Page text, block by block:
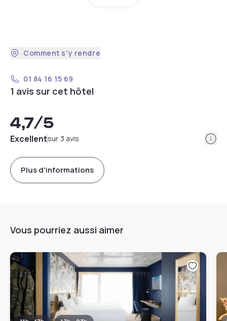
Comment s'y rendre
01 84 16 15 69
1 avis sur cet hôtel
4,7/5
Excellentsur 3 avis
Plus d'informations
Vous pourriez aussi aimer